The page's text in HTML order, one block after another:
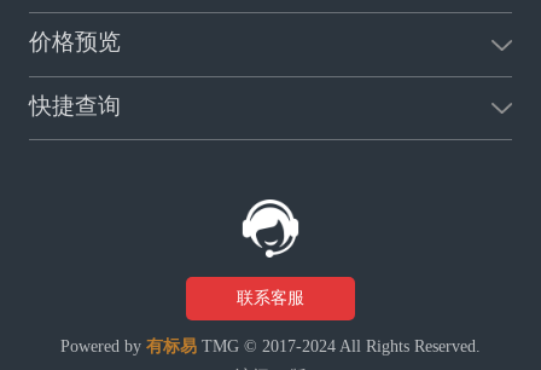
价格预览
快捷查询
联系客服
Powered by 有标易 TMG © 2017-2024 All Rights Reserved.